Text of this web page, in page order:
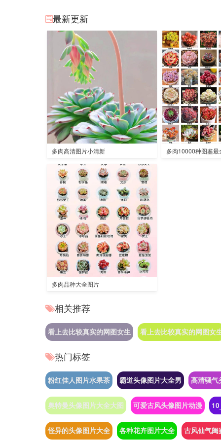
最新更新
多肉高清图片小清新 多肉10000种图鉴最
多肉品种大全图片
相关推荐
看上去比较真实的网图女生 看上去比较真实的网图女
热门标签
粉红佳人图片水果茶 霸道头像图片大全男 高清骚气
奥特曼头像图片大全大图 可爱古风头像图片动漫
怪异的头像图片大全 各种花卉图片大全 古风仙气闺